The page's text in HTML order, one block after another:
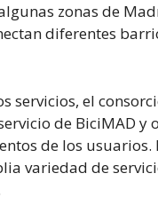
zonas de
diferentes
servicios, el
de BiciMAD
de los
variedad de